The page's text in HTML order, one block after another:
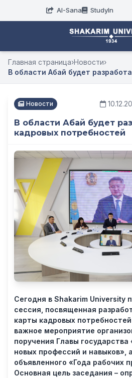
AI-Sana StudyIn
Главная страница›Новости›
В области Абай будет
Новости
В области Абай будет
кадровых потребностей
Сегодня в Shakarim University
сессия, посвященная
карты кадровых
важное мероприятие
поручения Главы государства
новых профессий и навыков»,
объявленного «Года рабочих
Основная цель заседания –